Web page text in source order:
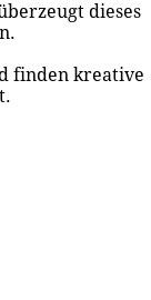
dieses
finden kreative